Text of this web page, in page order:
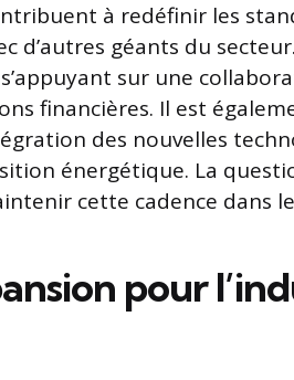
à redéfinir les
d’autres géants du
sur une
financières. Il est
des nouvelles
énergétique. La
cette cadence dans
pour